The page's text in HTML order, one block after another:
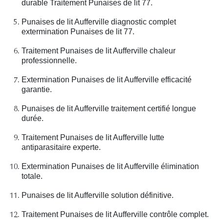
durable Traitement Punaises de lit 77.
Punaises de lit Aufferville diagnostic complet
extermination Punaises de lit 77.
Traitement Punaises de lit Aufferville chaleur
professionnelle.
Extermination Punaises de lit Aufferville efficacité
garantie.
Punaises de lit Aufferville traitement certifié longue
durée.
Traitement Punaises de lit Aufferville lutte
antiparasitaire experte.
Extermination Punaises de lit Aufferville élimination
totale.
Punaises de lit Aufferville solution définitive.
Traitement Punaises de lit Aufferville contrôle complet.